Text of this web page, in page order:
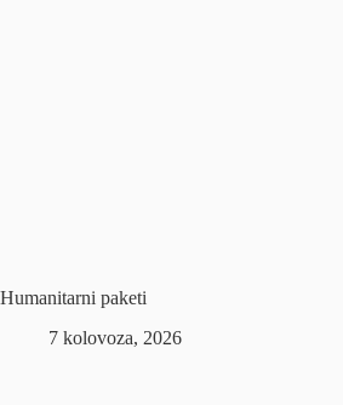
Humanitarni paketi
7 kolovoza, 2026